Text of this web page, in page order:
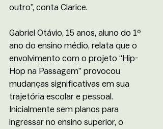
outro”, conta Clarice.
Gabriel Otávio, 15 anos, aluno do 1º
ano do ensino médio, relata que o
envolvimento com o projeto “Hip-
Hop na Passagem” provocou
mudanças significativas em sua
trajetória escolar e pessoal.
Inicialmente sem planos para
ingressar no ensino superior, o